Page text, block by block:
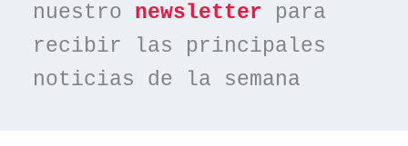
nuestro newsletter para
recibir las principales
noticias de la semana